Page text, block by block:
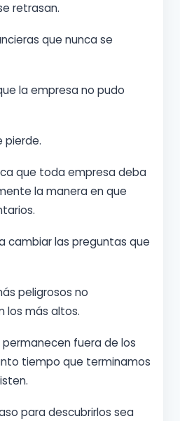
retrasan.
que nunca se
la empresa no pudo
pierde.
que toda empresa deba
la manera en que
cambiar las preguntas que
peligrosos no
los más altos.
fuera de los
tiempo que terminamos
para descubrirlos sea